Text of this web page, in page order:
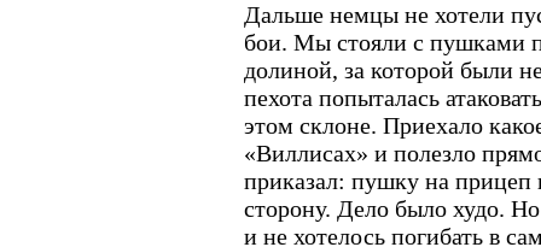
Дальше немцы не хотели
бои. Мы стояли с пушками
долиной, за которой были
пехота попыталась
этом склоне. Приехало
«Виллисах» и полезло
приказал: пушку на прицеп
сторону. Дело было худо.
и не хотелось погибать в